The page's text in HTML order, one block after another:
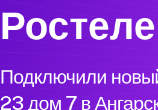
Подключили
23 дом 7 в